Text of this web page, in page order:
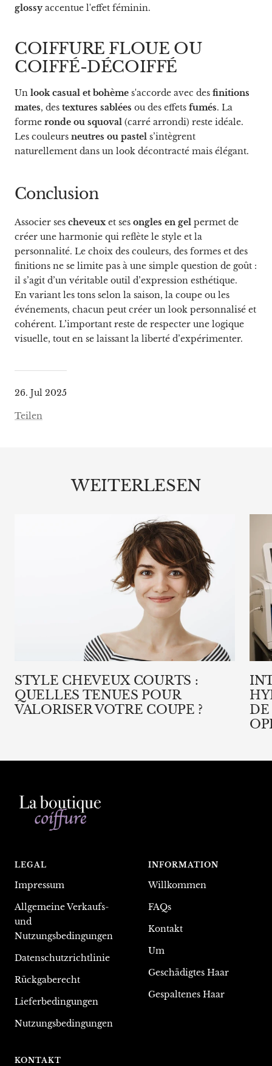
26. Jul 2025
Teilen
glossyaccentue l'effet féminin.
COIFFURE FLOUE OU
COIFFÉ-DÉCOIFFÉ
Un look casual et bohème s'accorde avec des finitions
mates, des textures sablées ou des effets fumés. La
forme ronde ou squoval (carré arrondi) reste idéale.
Les couleurs neutres ou pastel s’intègrent
naturellement dans un look décontracté mais élégant.
Conclusion
Associer ses cheveux et ses ongles en gel permet de
créer une harmonie qui reflète le style et la
personnalité. Le choix des couleurs, des formes et des
finitions ne se limite pas à une simple question de goût :
il s’agit d’un véritable outil d’expression esthétique.
En variant les tons selon la saison, la coupe ou les
événements, chacun peut créer un look personnalisé et
cohérent. L’important reste de respecter une logique
visuelle, tout en se laissant la liberté d’expérimenter.
WEITERLESEN
STYLE CHEVEUX COURTS :
QUELLES TENUES POUR
VALORISER VOTRE COUPE ?
DE
LEGAL
Impressum
Allgemeine Verkaufs-
und
Nutzungsbedingungen
Datenschutzrichtlinie
Rückgaberecht
Lieferbedingungen
Nutzungsbedingungen
INFORMATION
Willkommen
FAQs
Kontakt
Um
Geschädigtes Haar
Gespaltenes Haar
KONTAKT